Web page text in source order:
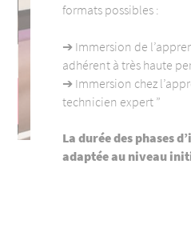
formats possibles :
➔ Immersion de
adhérent à très haute
➔ Immersion chez
technicien expert
La durée des phases
adaptée au niveau